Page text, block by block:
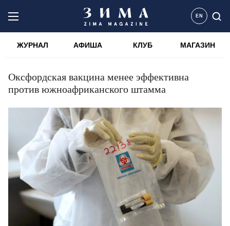
EN
ЖУРНАЛ АФИША КЛУБ МАГАЗИН
Оксфордская вакцина менее эффективна
против южноафриканского штамма